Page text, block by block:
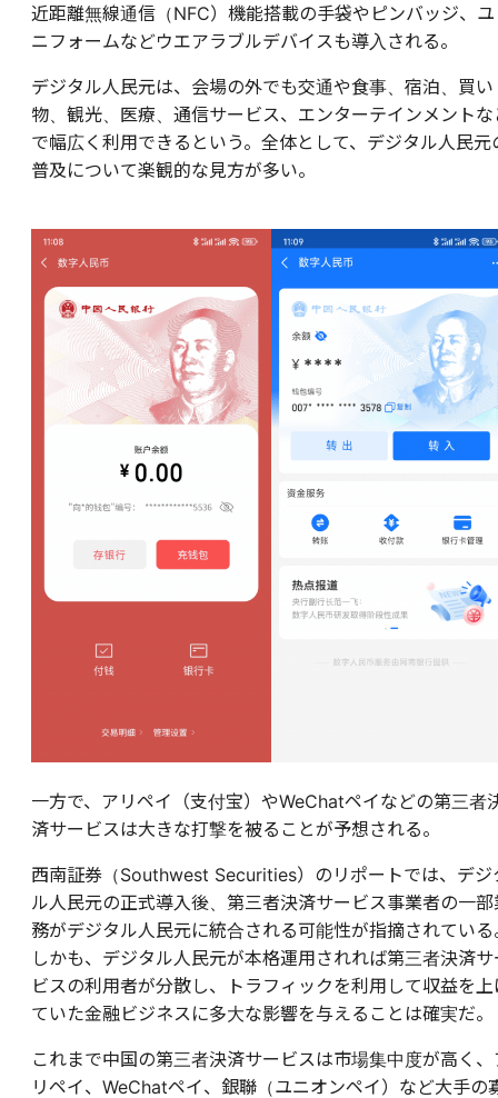
近距離無線通信（NFC）機能搭載の手袋やピンバッジ、ユ
ニフォームなどウエアラブルデバイスも導入される。
デジタル人民元は、会場の外でも交通や食事、宿泊、買い
物、観光、医療、通信サービス、エンターテインメントな
で幅広く利用できるという。全体として、デジタル人民元
普及について楽観的な見方が多い。
一方で、アリペイ（支付宝）やWeChatペイなどの第三者
済サービスは大きな打撃を被ることが予想される。
西南証券（Southwest Securities）のリポートでは、デジ
ル人民元の正式導入後、第三者決済サービス事業者の一部
務がデジタル人民元に統合される可能性が指摘されている
しかも、デジタル人民元が本格運用されれば第三者決済サ
ビスの利用者が分散し、トラフィックを利用して収益を上
ていた金融ビジネスに多大な影響を与えることは確実だ。
これまで中国の第三者決済サービスは市場集中度が高く、
リペイ、WeChatペイ、銀聯（ユニオンペイ）など大手の